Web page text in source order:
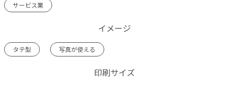
サービス業
イメージ
タテ型 写真が使える
印刷サイズ